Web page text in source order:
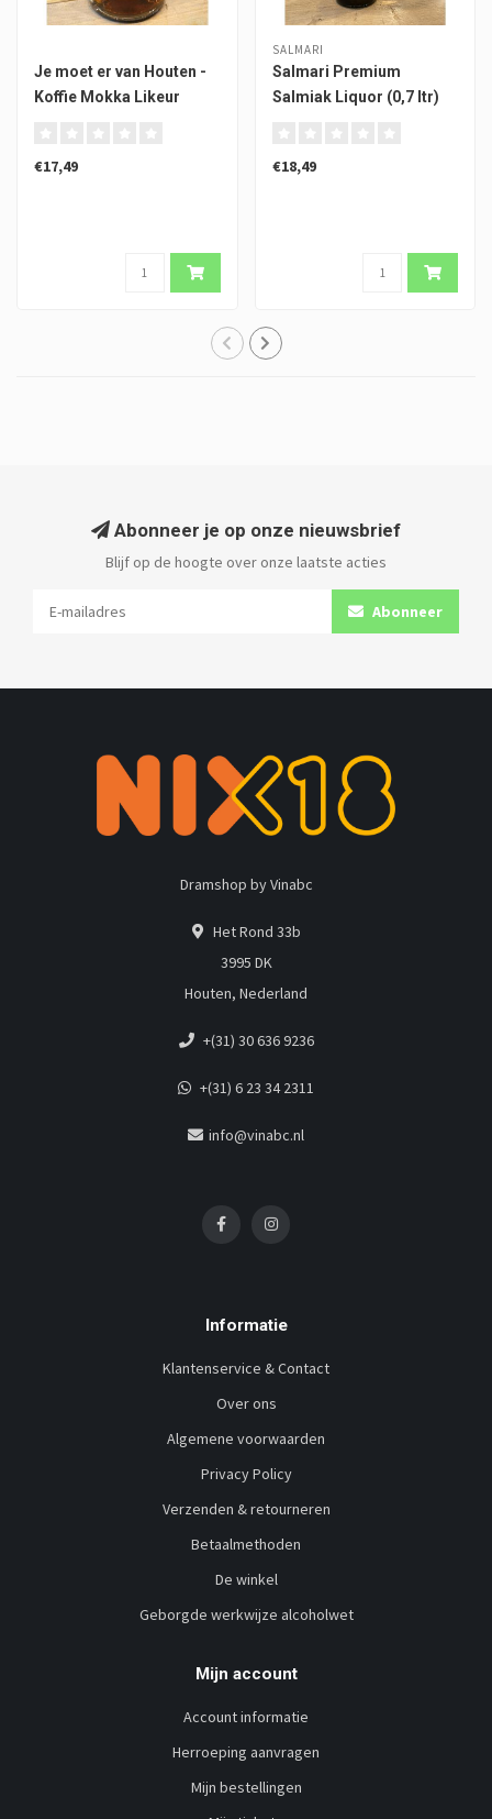
Je moet er van Houten -
Koffie Mokka Likeur
€17,49
SALMARI
Salmari Premium
Salmiak Liquor (0,7 ltr)
€18,49
Abonneer je op onze nieuwsbrief
Blijf op de hoogte over onze laatste acties
Abonneer
Dramshop by Vinabc
Het Rond 33b
3995 DK
Houten, Nederland
+(31) 30 636 9236
+(31) 6 23 34 2311
info@vinabc.nl
Informatie
Klantenservice & Contact
Over ons
Algemene voorwaarden
Privacy Policy
Verzenden & retourneren
Betaalmethoden
De winkel
Geborgde werkwijze alcoholwet
Mijn account
Account informatie
Herroeping aanvragen
Mijn bestellingen